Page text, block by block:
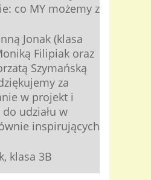
co MY możemy z
Jonak (klasa
Filipiak oraz
Szymańską
za
w projekt i
udziału w
inspirujących
klasa 3B